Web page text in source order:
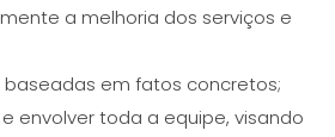
a melhoria dos serviços e
baseadas em fatos concretos;
envolver toda a equipe, visando